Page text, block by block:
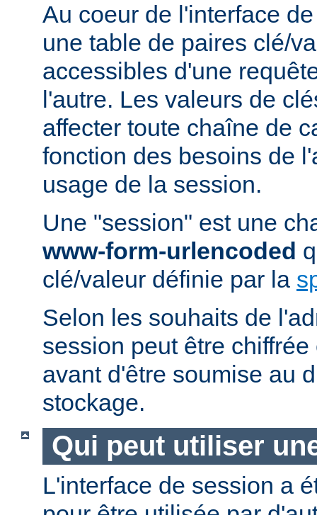
Au coeur de l'interface
une table de paires clé/
accessibles d'une
l'autre. Les valeurs de
affecter toute chaîne de
fonction des besoins de
usage de la session.
Une "session" est une
www-form-urlencoded
clé/valeur définie par la
Selon les souhaits de
session peut être
avant d'être soumise au
stockage.
Qui peut utiliser
L'interface de session a